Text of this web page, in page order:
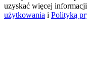
uzyskać więcej
użytkowania i Polityką